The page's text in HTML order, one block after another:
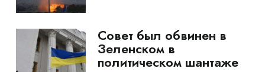
Совет был обвинен в
Зеленском в
политическом шантаже